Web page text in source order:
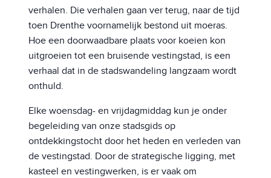
verhalen. Die verhalen gaan ver terug, naar de tijd
toen Drenthe voornamelijk bestond uit moeras.
Hoe een doorwaadbare plaats voor koeien kon
uitgroeien tot een bruisende vestingstad, is een
verhaal dat in de stadswandeling langzaam wordt
onthuld.
Elke woensdag- en vrijdagmiddag kun je onder
begeleiding van onze stadsgids op
ontdekkingstocht door het heden en verleden van
de vestingstad. Door de strategische ligging, met
kasteel en vestingwerken, is er vaak om